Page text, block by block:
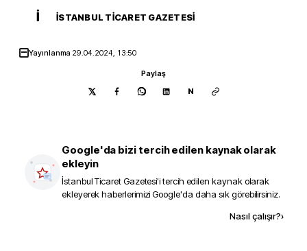
İ İSTANBUL TICARET GAZETESI
Yayınlanma 29.04.2024, 13:50
Paylaş
N
Google'da bizi tercih edilen kaynak olarak
ekleyin
İstanbul Ticaret Gazetesi'i tercih edilen kaynak olarak
ekleyerek haberlerimizi Google'da daha sık görebilirsiniz.
Nasıl çalışır?›